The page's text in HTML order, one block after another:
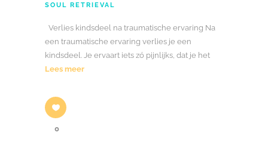
SOUL RETRIEVAL
Verlies kindsdeel na traumatische ervaring Na
een traumatische ervaring verlies je een
kindsdeel. Je ervaart iets zó pijnlijks, dat je het
Lees meer
0